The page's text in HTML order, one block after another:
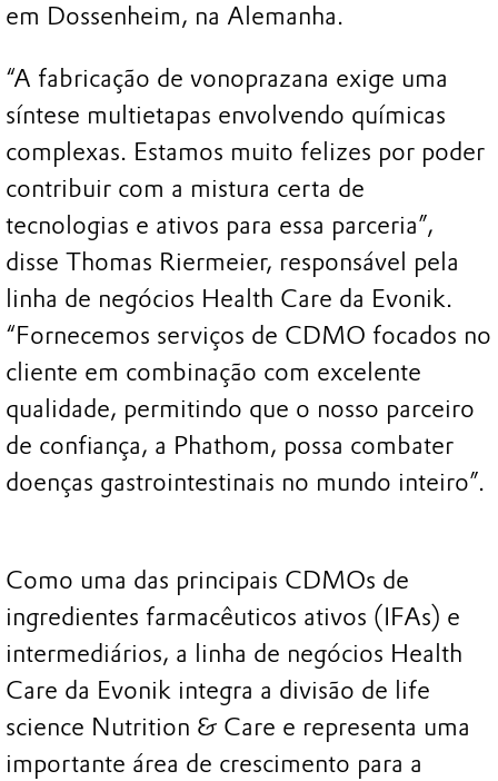
em Dossenheim, na Alemanha.
“A fabricação de vonoprazana exige uma
síntese multietapas envolvendo químicas
complexas. Estamos muito felizes por poder
contribuir com a mistura certa de
tecnologias e ativos para essa parceria”,
disse Thomas Riermeier, responsável pela
linha de negócios Health Care da Evonik.
“Fornecemos serviços de CDMO focados no
cliente em combinação com excelente
qualidade, permitindo que o nosso parceiro
de confiança, a Phathom, possa combater
doenças gastrointestinais no mundo inteiro”.
Como uma das principais CDMOs de
ingredientes farmacêuticos ativos (IFAs) e
intermediários, a linha de negócios Health
Care da Evonik integra a divisão de life
science Nutrition & Care e representa uma
importante área de crescimento para a